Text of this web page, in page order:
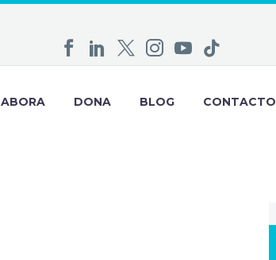
DONA BLOG CONTACTO